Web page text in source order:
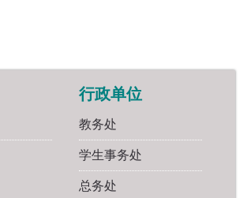
行政单位
教务处
学生事务处
总务处